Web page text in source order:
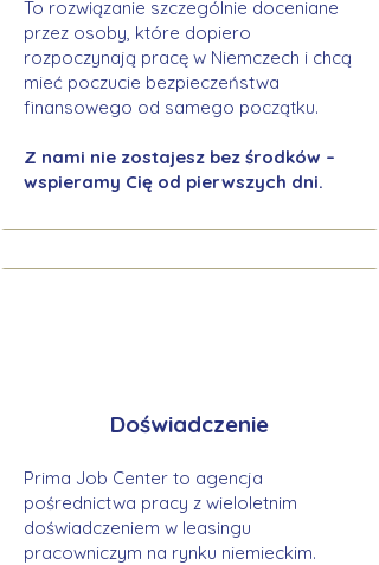
To rozwiązanie szczególnie doceniane
przez osoby, które dopiero
rozpoczynają pracę w Niemczech i chcą
mieć poczucie bezpieczeństwa
finansowego od samego początku.
Z nami nie zostajesz bez środków –
wspieramy Cię od pierwszych dni.
Doświadczenie
Prima Job Center to agencja
pośrednictwa pracy z wieloletnim
doświadczeniem w leasingu
pracowniczym na rynku niemieckim.